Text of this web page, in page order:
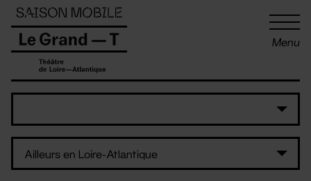
Menu
Panneau de gestion des cookies